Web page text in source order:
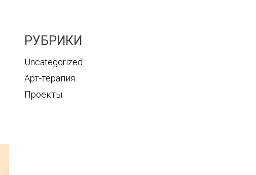
РУБРИКИ
Uncategorized
Арт-терапия
Проекты